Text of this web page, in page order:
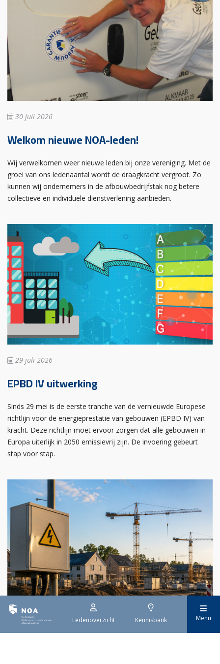
Ledenoverzicht Kennisbank Menu
30 juli 2026
Welkom nieuwe NOA-leden!
Wij verwelkomen weer nieuwe leden bij onze vereniging. Met de
groei van ons ledenaantal wordt de draagkracht vergroot. Zo
kunnen wij ondernemers in de afbouwbedrijfstak nog betere
collectieve en individuele dienstverlening aanbieden.
29 juli 2026
EPBD IV uitwerking
Sinds 29 mei is de eerste tranche van de vernieuwde Europese
richtlijn voor de energieprestatie van gebouwen (EPBD IV) van
kracht. Deze richtlijn moet ervoor zorgen dat alle gebouwen in
Europa uiterlijk in 2050 emissievrij zijn. De invoering gebeurt
stap voor stap.
29 juli 2026
Stroomaansluiting bouwprojecten